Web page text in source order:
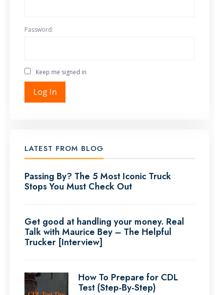
Password:
Keep me signed in
Log In
LATEST FROM BLOG
Passing By? The 5 Most Iconic Truck
Stops You Must Check Out
Get good at handling your money. Real
Talk with Maurice Bey – The Helpful
Trucker [Interview]
How To Prepare for CDL
Test (Step-By-Step)